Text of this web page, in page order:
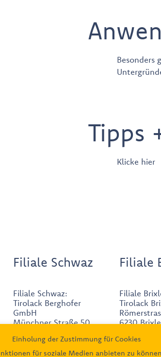
Besonders
Tipps
Klicke hier
Filiale Schwaz
Filiale Schwaz:
Tirolack Berghofer
GmbH
Münchner Straße 50
05242/6268171
Filiale
Filiale
Tirolack
6230
0664/
Einholung der Zustimmung für Cookies
für soziale Medien anbieten zu